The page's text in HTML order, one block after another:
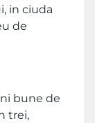
in ciuda
de
bune de
trei,